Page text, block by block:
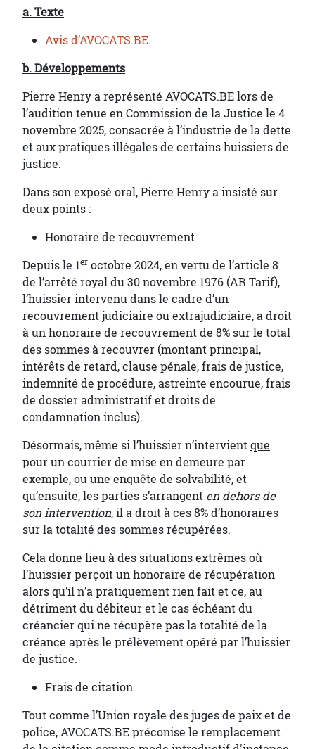
a. Texte
Avis d’AVOCATS.BE.
b. Développements
Pierre Henry a représenté AVOCATS.BE lors de
l’audition tenue en Commission de la Justice le 4
novembre 2025, consacrée à l’industrie de la dette
et aux pratiques illégales de certains huissiers de
justice.
Dans son exposé oral, Pierre Henry a insisté sur
deux points :
Honoraire de recouvrement
Depuis le 1er octobre 2024, en vertu de l’article 8
de l’arrêté royal du 30 novembre 1976 (AR Tarif),
l’huissier intervenu dans le cadre d’un
recouvrement judiciaire ou extrajudiciaire, a droit
à un honoraire de recouvrement de 8% sur le total
des sommes à recouvrer (montant principal,
intérêts de retard, clause pénale, frais de justice,
indemnité de procédure, astreinte encourue, frais
de dossier administratif et droits de
condamnation inclus).
Désormais, même si l’huissier n’intervientque
pour un courrier de mise en demeure par
exemple, ou une enquête de solvabilité, et
qu’ensuite, les parties s’arrangent en dehors de
son intervention, il a droit à ces 8% d’honoraires
sur la totalité des sommes récupérées.
Cela donne lieu à des situations extrêmes où
l’huissier perçoit un honoraire de récupération
alors qu’il n’a pratiquement rien fait et ce, au
détriment du débiteur et le cas échéant du
créancier qui ne récupère pas la totalité de la
créance après le prélèvement opéré par l’huissier
de justice.
Frais de citation
Tout comme l’Union royale des juges de paix et de
police, AVOCATS.BE préconise le remplacement